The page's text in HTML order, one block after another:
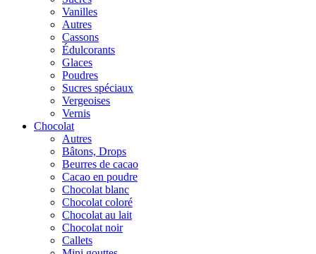
Vanilles
Autres
Cassons
Édulcorants
Glaces
Poudres
Sucres spéciaux
Vergeoises
Vernis
Chocolat
Autres
Bâtons, Drops
Beurres de cacao
Cacao en poudre
Chocolat blanc
Chocolat coloré
Chocolat au lait
Chocolat noir
Callets